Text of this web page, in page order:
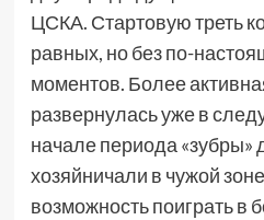
ЦСКА. Стартовую треть
равных, но без по-
моментов. Более
развернулась уже в
начале периода «зубры»
хозяйничали в чужой
возможность поиграть в